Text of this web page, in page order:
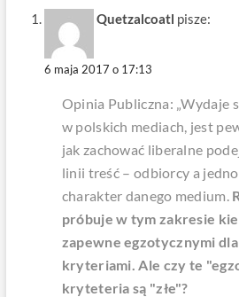
Quetzalcoatl pisze:
6 maja 2017 o 17:13
Opinia Publiczna: „Wydaje
w polskich mediach, jest
jak zachować liberalne
linii treść – odbiorcy a
charakter danego medium.
próbuje w tym zakresie
zapewne egzotycznymi
kryteriami. Ale czy te
kryteteria są "złe"?